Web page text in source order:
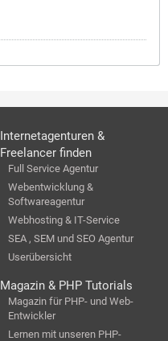
Internetagenturen &
Freelancer finden
Full Service Agentur
Webentwicklung &
Softwareagentur
Webhosting & IT-Service
SEA , SEM und SEO Agentur
Userübersicht
Magazin & PHP Tutorials
Magazin für PHP- und Web-
Entwickler
Lernen mit unseren PHP-